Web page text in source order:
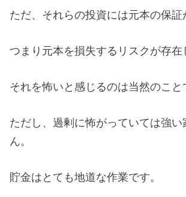
ただ、それらの投資には元本の保証
つまり元本を損失するリスクが存在
それを怖いと感じるのは当然のこと
ただし、過剰に怖がっていては強
ん。
貯金はとても地道な作業です。